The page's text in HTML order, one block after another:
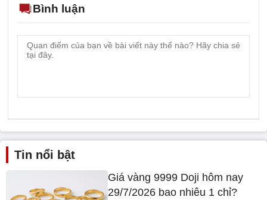
Bình luận
Tin nổi bật
Giá vàng 9999 Doji hôm nay
29/7/2026 bao nhiêu 1 chỉ?